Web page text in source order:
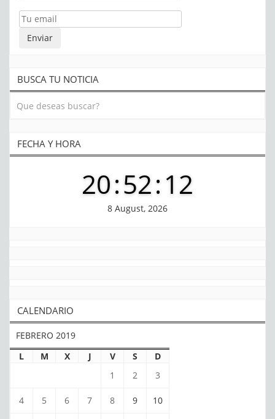
BUSCA TU NOTICIA
FECHA Y HORA
20:52:12
8 August, 2026
CALENDARIO
FEBRERO 2019
L
M X J V S
D
1
2 3
4 5 6 7 8 9 10